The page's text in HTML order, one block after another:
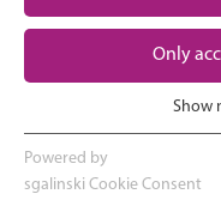
Esperienza in
neonatale
Ritorno a casa e
Only
Essenzielle Cookies
Webseite benötigt.
Show
Powered by
sgalinski Cookie Consent